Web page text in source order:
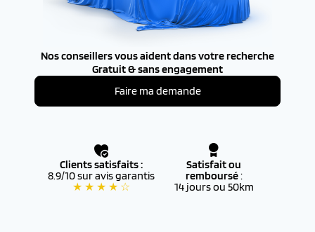
Nos conseillers vous aident dans votre recherche
Gratuit & sans engagement
Faire ma demande
Clients satisfaits :
8.9/10 sur avis garantis
★ ★ ★ ★ ☆
Satisfait ou
remboursé:
14 jours ou 50km